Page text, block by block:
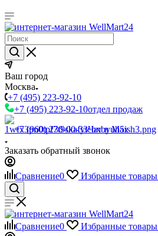
Ваш город
Москва
+7 (495) 223-92-10
+7 (495) 223-92-10отдел продаж
+7 (960) 230-00-33Чат в Max
Заказать обратный звонок
Сравнение0 Избранные товары
Сравнение0 Избранные товары